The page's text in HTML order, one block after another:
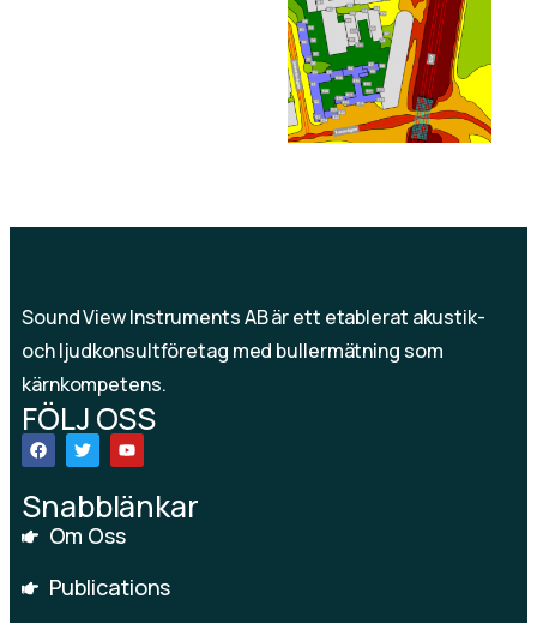
Sound View Instruments AB är ett etablerat akustik-
och ljudkonsultföretag med bullermätning som
kärnkompetens.
FÖLJ OSS
Snabblänkar
Om Oss
Publications